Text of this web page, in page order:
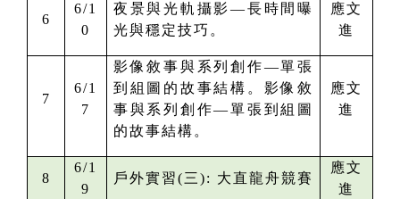
6
6/1
0
夜景與光軌攝影—長時間曝
光與穩定技巧。
應文
進
7
6/1
7
影像敘事與系列創作—單張
到組圖的故事結構。影像敘
事與系列創作—單張到組圖
的故事結構。
應文
進
8
6/1
9
戶外實習(三): 大直龍舟競賽
應文
進